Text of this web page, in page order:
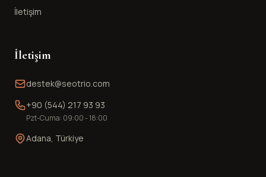
İletişim
İletişim
destek@seotrio.com
+90 (544) 217 93 93
Pzt-Cuma: 09:00 - 18:00
Adana, Türkiye